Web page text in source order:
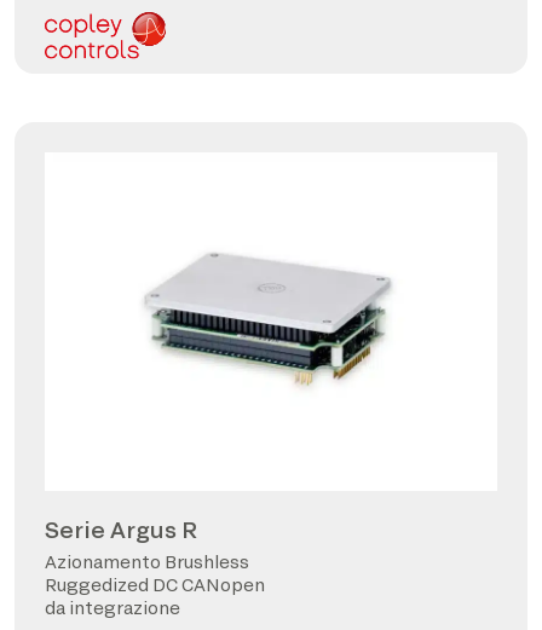
Serie Argus R
Azionamento Brushless
Ruggedized DC CANopen
da integrazione